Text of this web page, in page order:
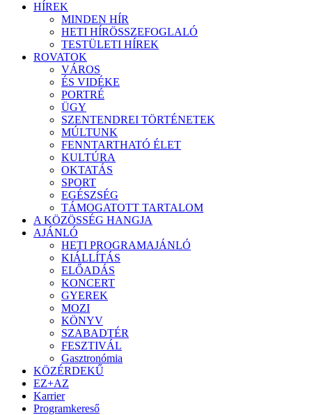
HÍREK
MINDEN HÍR
HETI HÍRÖSSZEFOGLALÓ
TESTÜLETI HÍREK
ROVATOK
VÁROS
ÉS VIDÉKE
PORTRÉ
ÜGY
SZENTENDREI TÖRTÉNETEK
MÚLTUNK
FENNTARTHATÓ ÉLET
KULTÚRA
OKTATÁS
SPORT
EGÉSZSÉG
TÁMOGATOTT TARTALOM
A KÖZÖSSÉG HANGJA
AJÁNLÓ
HETI PROGRAMAJÁNLÓ
KIÁLLÍTÁS
ELŐADÁS
KONCERT
GYEREK
MOZI
KÖNYV
SZABADTÉR
FESZTIVÁL
Gasztronómia
KÖZÉRDEKŰ
EZ+AZ
Karrier
Programkereső